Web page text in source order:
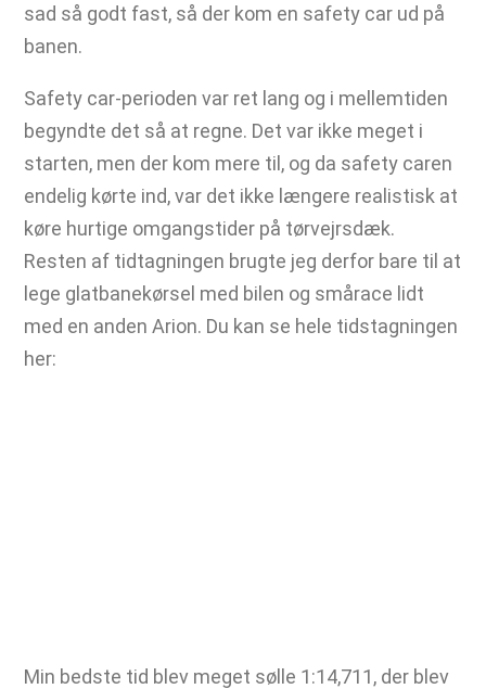
sad så godt fast, så der kom en safety car ud på
banen.
Safety car-perioden var ret lang og i mellemtiden
begyndte det så at regne. Det var ikke meget i
starten, men der kom mere til, og da safety caren
endelig kørte ind, var det ikke længere realistisk at
køre hurtige omgangstider på tørvejrsdæk.
Resten af tidtagningen brugte jeg derfor bare til at
lege glatbanekørsel med bilen og smårace lidt
med en anden Arion. Du kan se hele tidstagningen
her:
Min bedste tid blev meget sølle 1:14,711, der blev